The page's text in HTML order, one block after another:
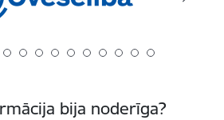
bija noderīga?